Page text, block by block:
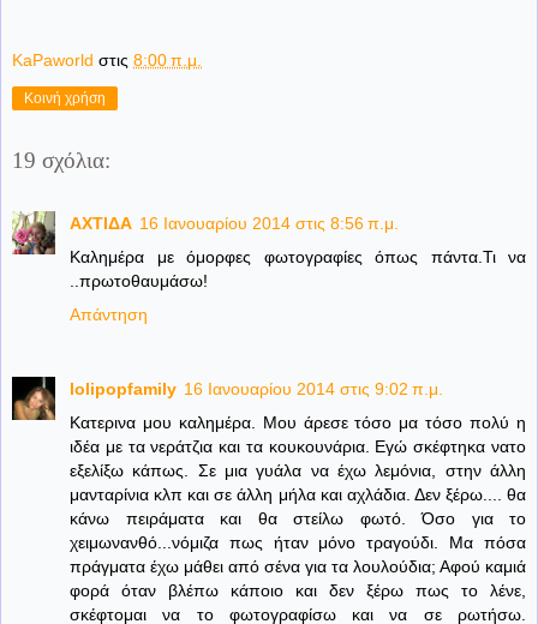
KaPaworld στις 8:00 π.μ.
Κοινή χρήση
19 σχόλια:
ΑΧΤΙΔΑ 16 Ιανουαρίου 2014 στις 8:56 π.μ.
Καλημέρα με όμορφες φωτογραφίες όπως πάντα.Τι να
..πρωτοθαυμάσω!
Απάντηση
lolipopfamily 16 Ιανουαρίου 2014 στις 9:02 π.μ.
Κατερινα μου καλημέρα. Μου άρεσε τόσο μα τόσο πολύ η
ιδέα με τα νεράτζια και τα κουκουνάρια. Εγώ σκέφτηκα νατο
εξελίξω κάπως. Σε μια γυάλα να έχω λεμόνια, στην άλλη
μανταρίνια κλπ και σε άλλη μήλα και αχλάδια. Δεν ξέρω.... θα
κάνω πειράματα και θα στείλω φωτό. Όσο για το
χειμωνανθό...νόμιζα πως ήταν μόνο τραγούδι. Μα πόσα
πράγματα έχω μάθει από σένα για τα λουλούδια; Αφού καμιά
φορά όταν βλέπω κάποιο και δεν ξέρω πως το λένε,
σκέφτομαι να το φωτογραφίσω και να σε ρωτήσω.